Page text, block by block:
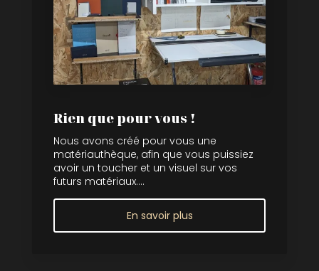
Rien que pour vous !
Nous avons créé pour vous une
matériauthèque, afin que vous puissiez
avoir un toucher et un visuel sur vos
futurs matériaux....
En savoir plus